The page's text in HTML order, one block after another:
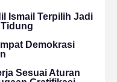
Ismail Terpilih Jadi
Tidung
Demokrasi
Sesuai Aturan